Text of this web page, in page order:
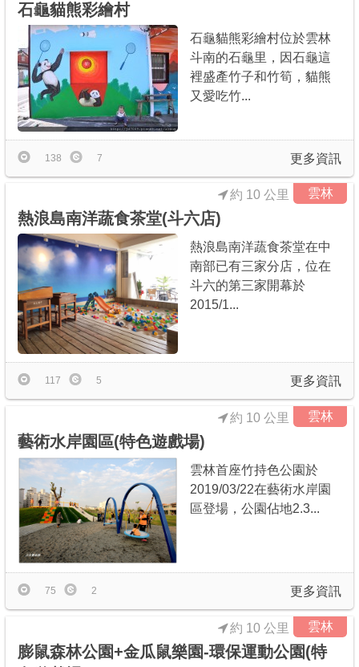
石龜貓熊彩繪村
石龜貓熊彩繪村位於雲林
斗南的石龜里，因石龜這
裡盛產竹子和竹筍，貓熊
又愛吃竹...
更多資訊
138 7
雲林
熱浪島南洋蔬食茶堂(斗六店)
約 10 公里
熱浪島南洋蔬食茶堂在中
南部已有三家分店，位在
斗六的第三家開幕於
2015/1...
更多資訊
117 5
雲林
藝術水岸園區(特色遊戲場)
約 10 公里
雲林首座竹持色公園於
2019/03/22在藝術水岸園
區登場，公園佔地2.3...
更多資訊
75 2
雲林
膨鼠森林公園+金瓜鼠樂園-環保運動公園(特
約 10 公里